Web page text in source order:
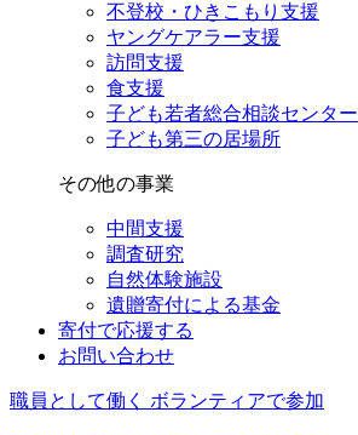
不登校・ひきこもり支援
ヤングケアラー支援
訪問支援
食支援
子ども若者総合相談センター
子ども第三の居場所
その他の事業
中間支援
調査研究
自然体験施設
遺贈寄付による基金
寄付で応援する
お問い合わせ
職員として働く ボランティアで参加